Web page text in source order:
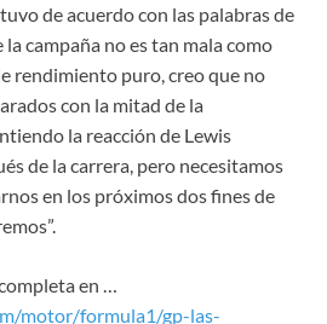
de acuerdo con las palabras de
campaña no es tan mala como
rendimiento puro, creo que no
con la mitad de la
la reacción de Lewis
de la carrera, pero necesitamos
en los próximos dos fines de
en …
motor/formula1/gp-las-